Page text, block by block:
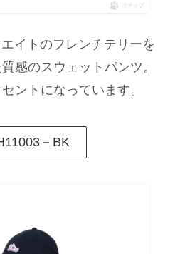
ポチップ
イトのフレンチテリーを
感のスウェットパンツ。
ントになっています。
－BK